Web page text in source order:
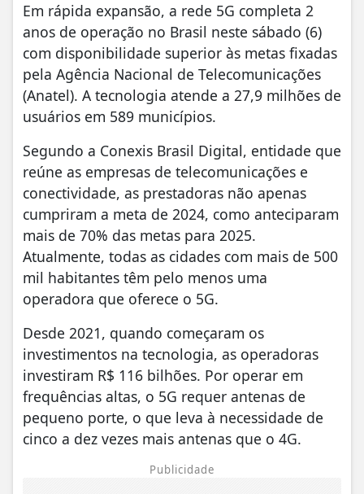
Em rápida expansão, a rede 5G completa 2
anos de operação no Brasil neste sábado (6)
com disponibilidade superior às metas fixadas
pela Agência Nacional de Telecomunicações
(Anatel). A tecnologia atende a 27,9 milhões de
usuários em 589 municípios.
Segundo a Conexis Brasil Digital, entidade que
reúne as empresas de telecomunicações e
conectividade, as prestadoras não apenas
cumpriram a meta de 2024, como anteciparam
mais de 70% das metas para 2025.
Atualmente, todas as cidades com mais de 500
mil habitantes têm pelo menos uma
operadora que oferece o 5G.
Desde 2021, quando começaram os
investimentos na tecnologia, as operadoras
investiram R$ 116 bilhões. Por operar em
frequências altas, o 5G requer antenas de
pequeno porte, o que leva à necessidade de
cinco a dez vezes mais antenas que o 4G.
Publicidade